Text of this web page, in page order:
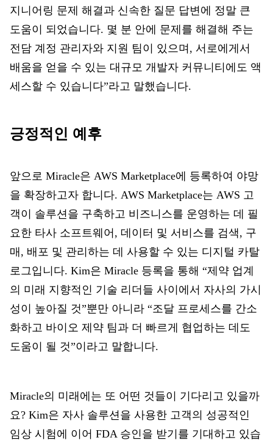
지니어링 문제 해결과 신속한 질문 답변에 정말 큰
도움이 되었습니다. 몇 분 안에 문제를 해결해 주는
전담 계정 관리자와 지원 팀이 있으며, 서로에게서
배움을 얻을 수 있는 대규모 개발자 커뮤니티에도 액
세스할 수 있습니다”라고 말했습니다.
긍정적인 예후
앞으로 Miracle은 AWS Marketplace에 등록하여 야망
을 확장하고자 합니다. AWS Marketplace는 AWS 고
객이 솔루션을 구축하고 비즈니스를 운영하는 데 필
요한 타사 소프트웨어, 데이터 및 서비스를 검색, 구
매, 배포 및 관리하는 데 사용할 수 있는 디지털 카탈
로그입니다. Kim은 Miracle 등록을 통해 “제약 업계
의 미래 지향적인 기술 리더들 사이에서 자사의 가시
성이 높아질 것”뿐만 아니라 “조달 프로세스를 간소
화하고 바이오 제약 팀과 더 빠르게 협업하는 데도
도움이 될 것”이라고 말합니다.
Miracle의 미래에는 또 어떤 것들이 기다리고 있을까
요? Kim은 자사 솔루션을 사용한 고객의 성공적인
임상 시험에 이어 FDA 승인을 받기를 기대하고 있습